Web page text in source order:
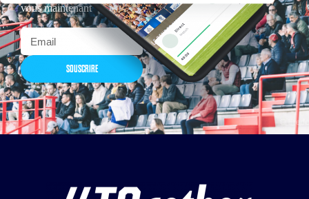
vous maintenant
SOUSCRIRE